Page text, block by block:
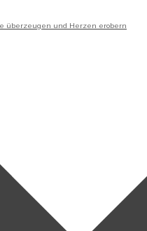
überzeugen und Herzen erobern